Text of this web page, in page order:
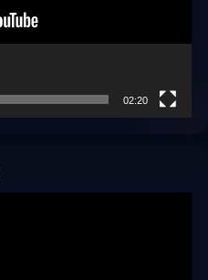
02:20